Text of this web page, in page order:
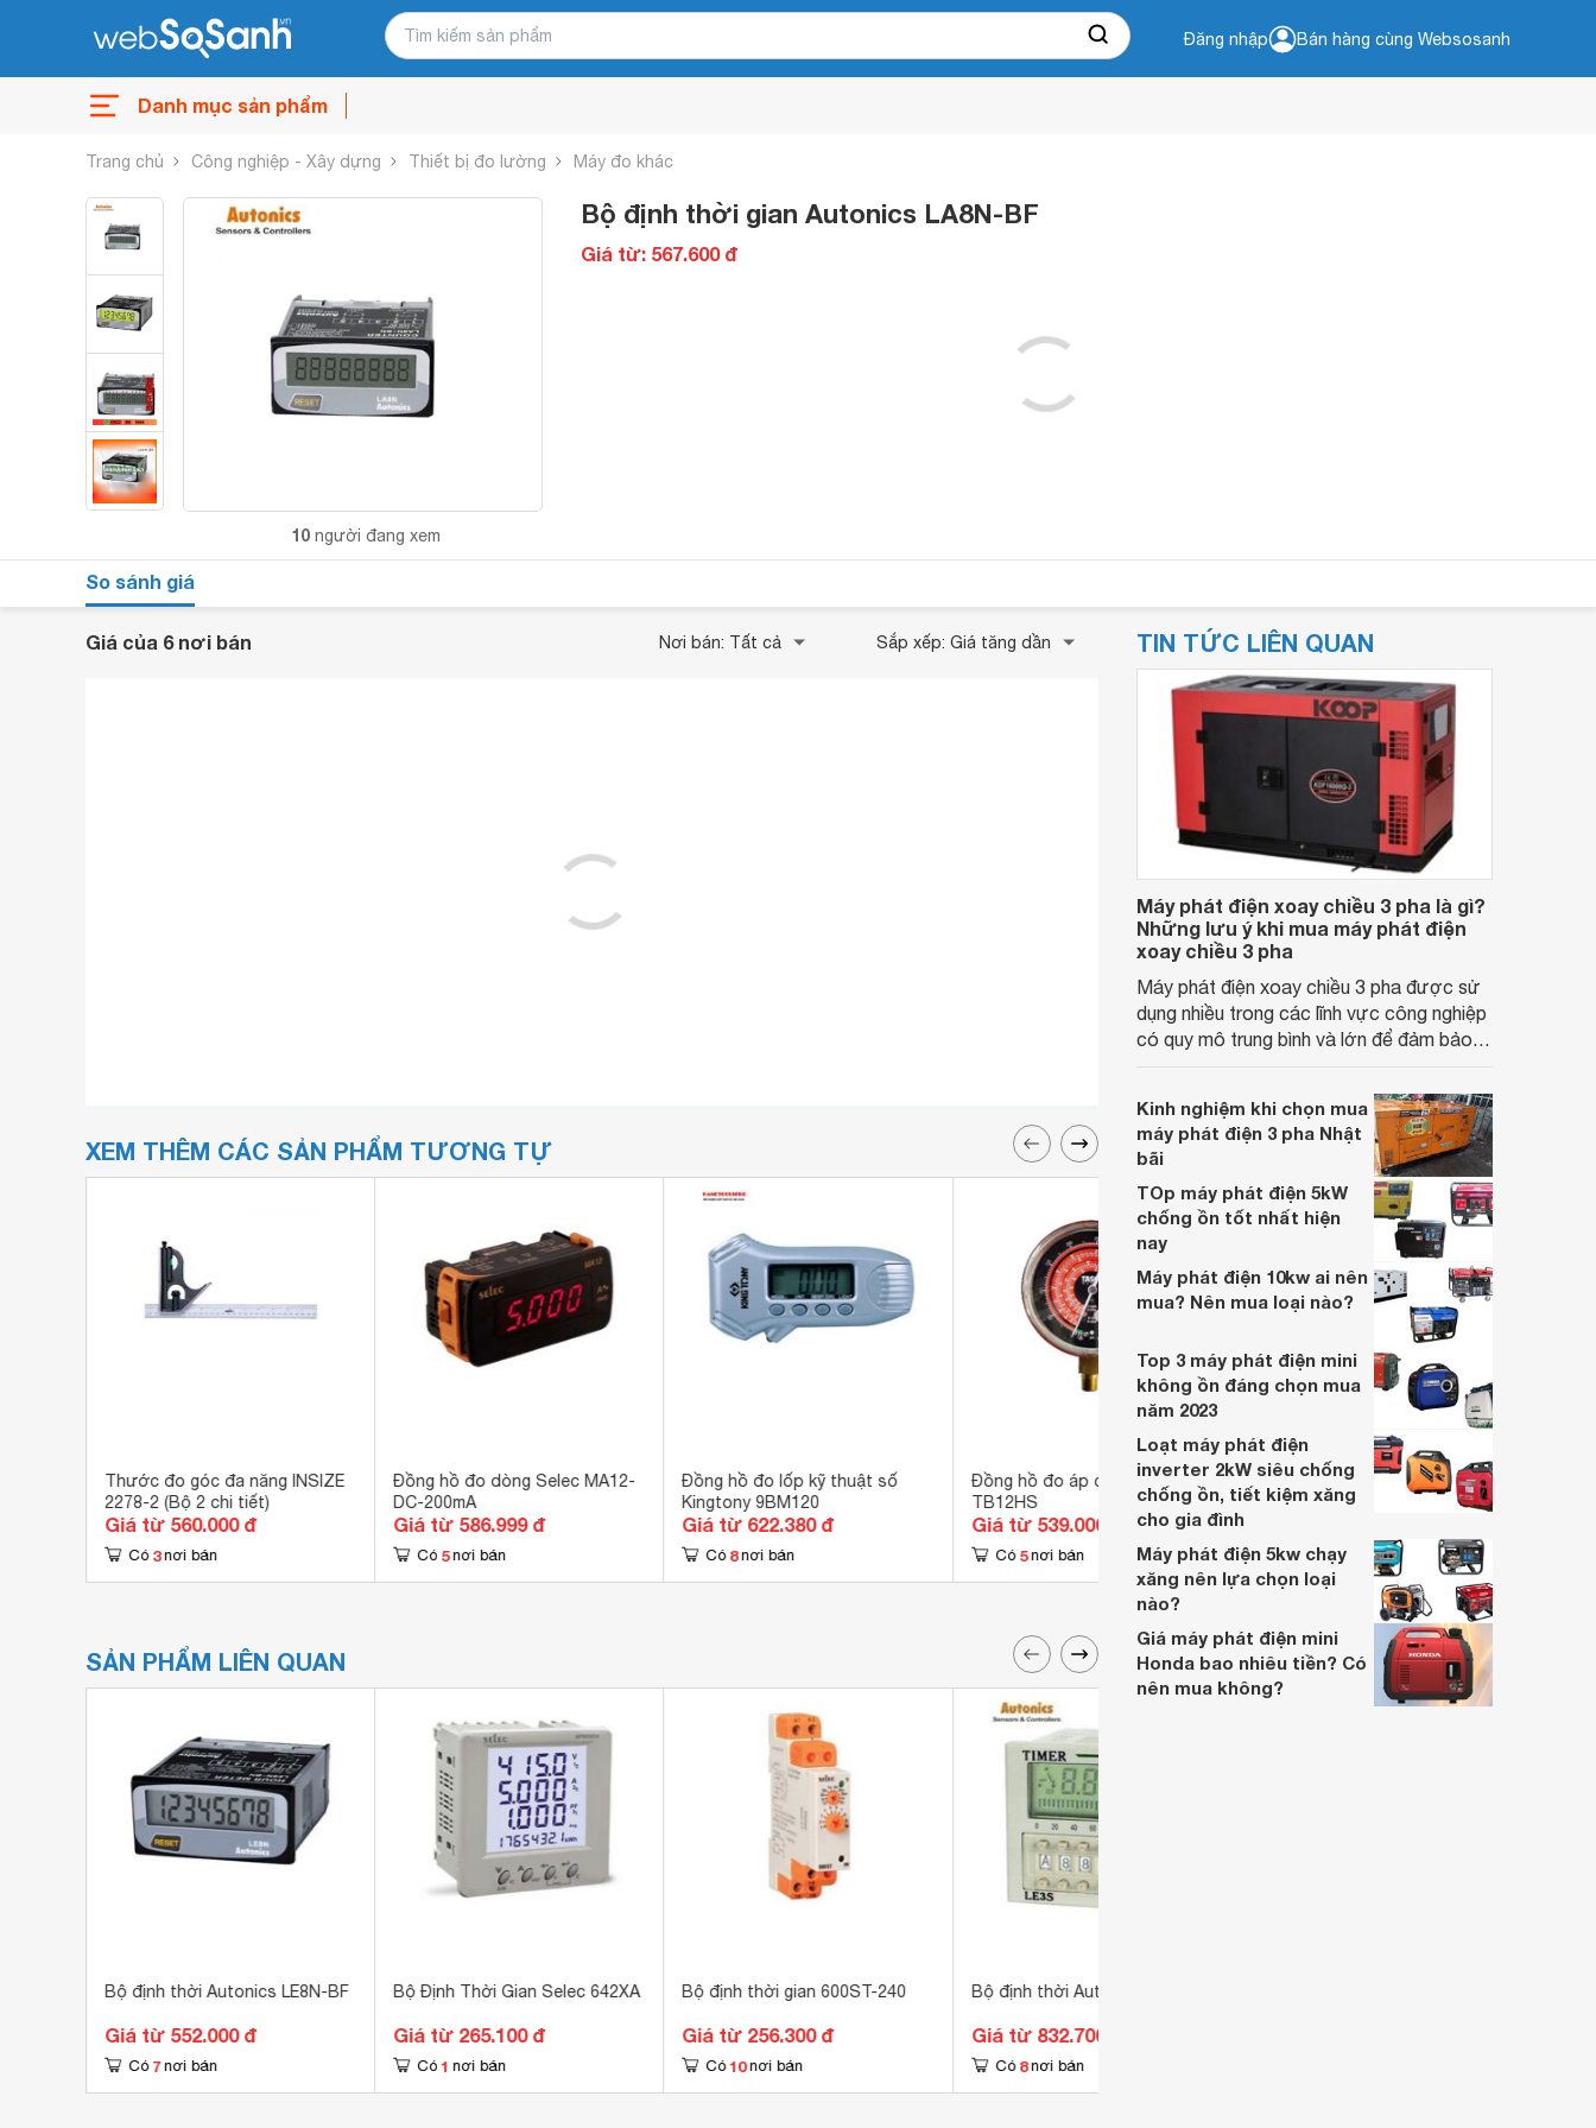
Đăng nhập Bán hàng cùng Websosanh
Danh mục sản phẩm
Trang chủ Công nghiệp - Xây dựng Thiết bị đo lường Máy đo khác
10 người đang xem
Bộ định thời gian Autonics LA8N-BF
Giá từ: 567.600 đ
So sánh giá
Giá của 6 nơi bán Nơi bán: Tất cả Sắp xếp: Giá tăng dần
XEM THÊM CÁC SẢN PHẨM TƯƠNG TỰ
Thước đo góc đa năng INSIZE
2278-2 (Bộ 2 chi tiết)
Giá từ 560.000 đ
Có 3 nơi bán
Đồng hồ đo dòng Selec MA12-
DC-200mA
Giá từ 586.999 đ
Có 5 nơi bán
Đồng hồ đo lốp kỹ thuật số
Kingtony 9BM120
Giá từ 622.380 đ
Có 8 nơi bán
Đồng hồ đo áp cao Tasco
TB12HS
Giá từ 539.000 đ
Có 5 nơi bán
Bộ đếm định thời Hanyoung
GE3-P61A
Có 3 nơi bán
SẢN PHẨM LIÊN QUAN
Bộ định thời Autonics LE8N-BF
Giá từ 552.000 đ
Có 7 nơi bán
Bộ Định Thời Gian Selec 642XA
Giá từ 265.100 đ
Có 1 nơi bán
Bộ định thời gian 600ST-240
Giá từ 256.300 đ
Có 10 nơi bán
Bộ định thời Autonics LE3SB
Giá từ 832.700 đ
Có 8 nơi bán
TIN TỨC LIÊN QUAN
Máy phát điện xoay chiều 3 pha là gì?
Những lưu ý khi mua máy phát điện
xoay chiều 3 pha
Máy phát điện xoay chiều 3 pha được sử
dụng nhiều trong các lĩnh vực công nghiệp
có quy mô trung bình và lớn để đảm bảo
Kinh nghiệm khi chọn mua
máy phát điện 3 pha Nhật
bãi
TOp máy phát điện 5kW
chống ồn tốt nhất hiện
nay
Máy phát điện 10kw ai nên
mua? Nên mua loại nào?
Top 3 máy phát điện mini
không ồn đáng chọn mua
năm 2023
Loạt máy phát điện
inverter 2kW siêu chống
chống ồn, tiết kiệm xăng
cho gia đình
Máy phát điện 5kw chạy
xăng nên lựa chọn loại
nào?
Giá máy phát điện mini
Honda bao nhiêu tiền? Có
nên mua không?